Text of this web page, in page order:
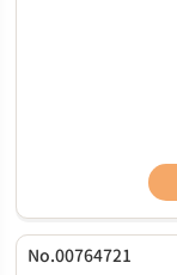
No.00764721